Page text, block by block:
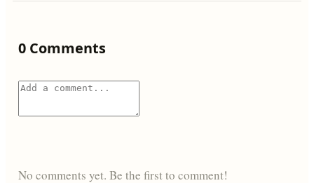
0 Comments
No comments yet. Be the first to comment!